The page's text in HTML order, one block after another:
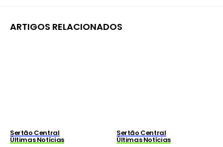
ARTIGOS RELACIONADOS
Sertão Central
Últimas Notícias
Sertão Central
Últimas Notícias